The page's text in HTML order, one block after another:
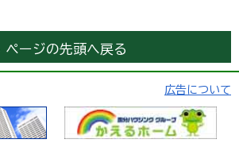
ページの先頭へ戻る
広告について